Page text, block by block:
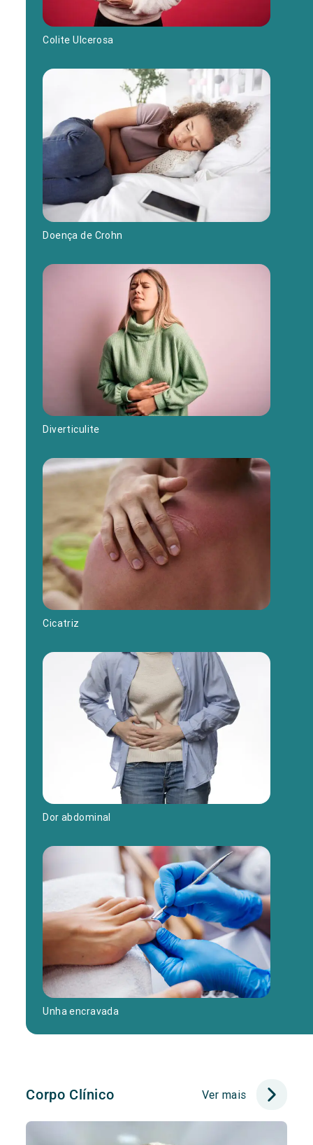
Colite Ulcerosa
Doença de Crohn
Diverticulite
Cicatriz
Dor abdominal
Unha encravada
Corpo Clínico Ver mais